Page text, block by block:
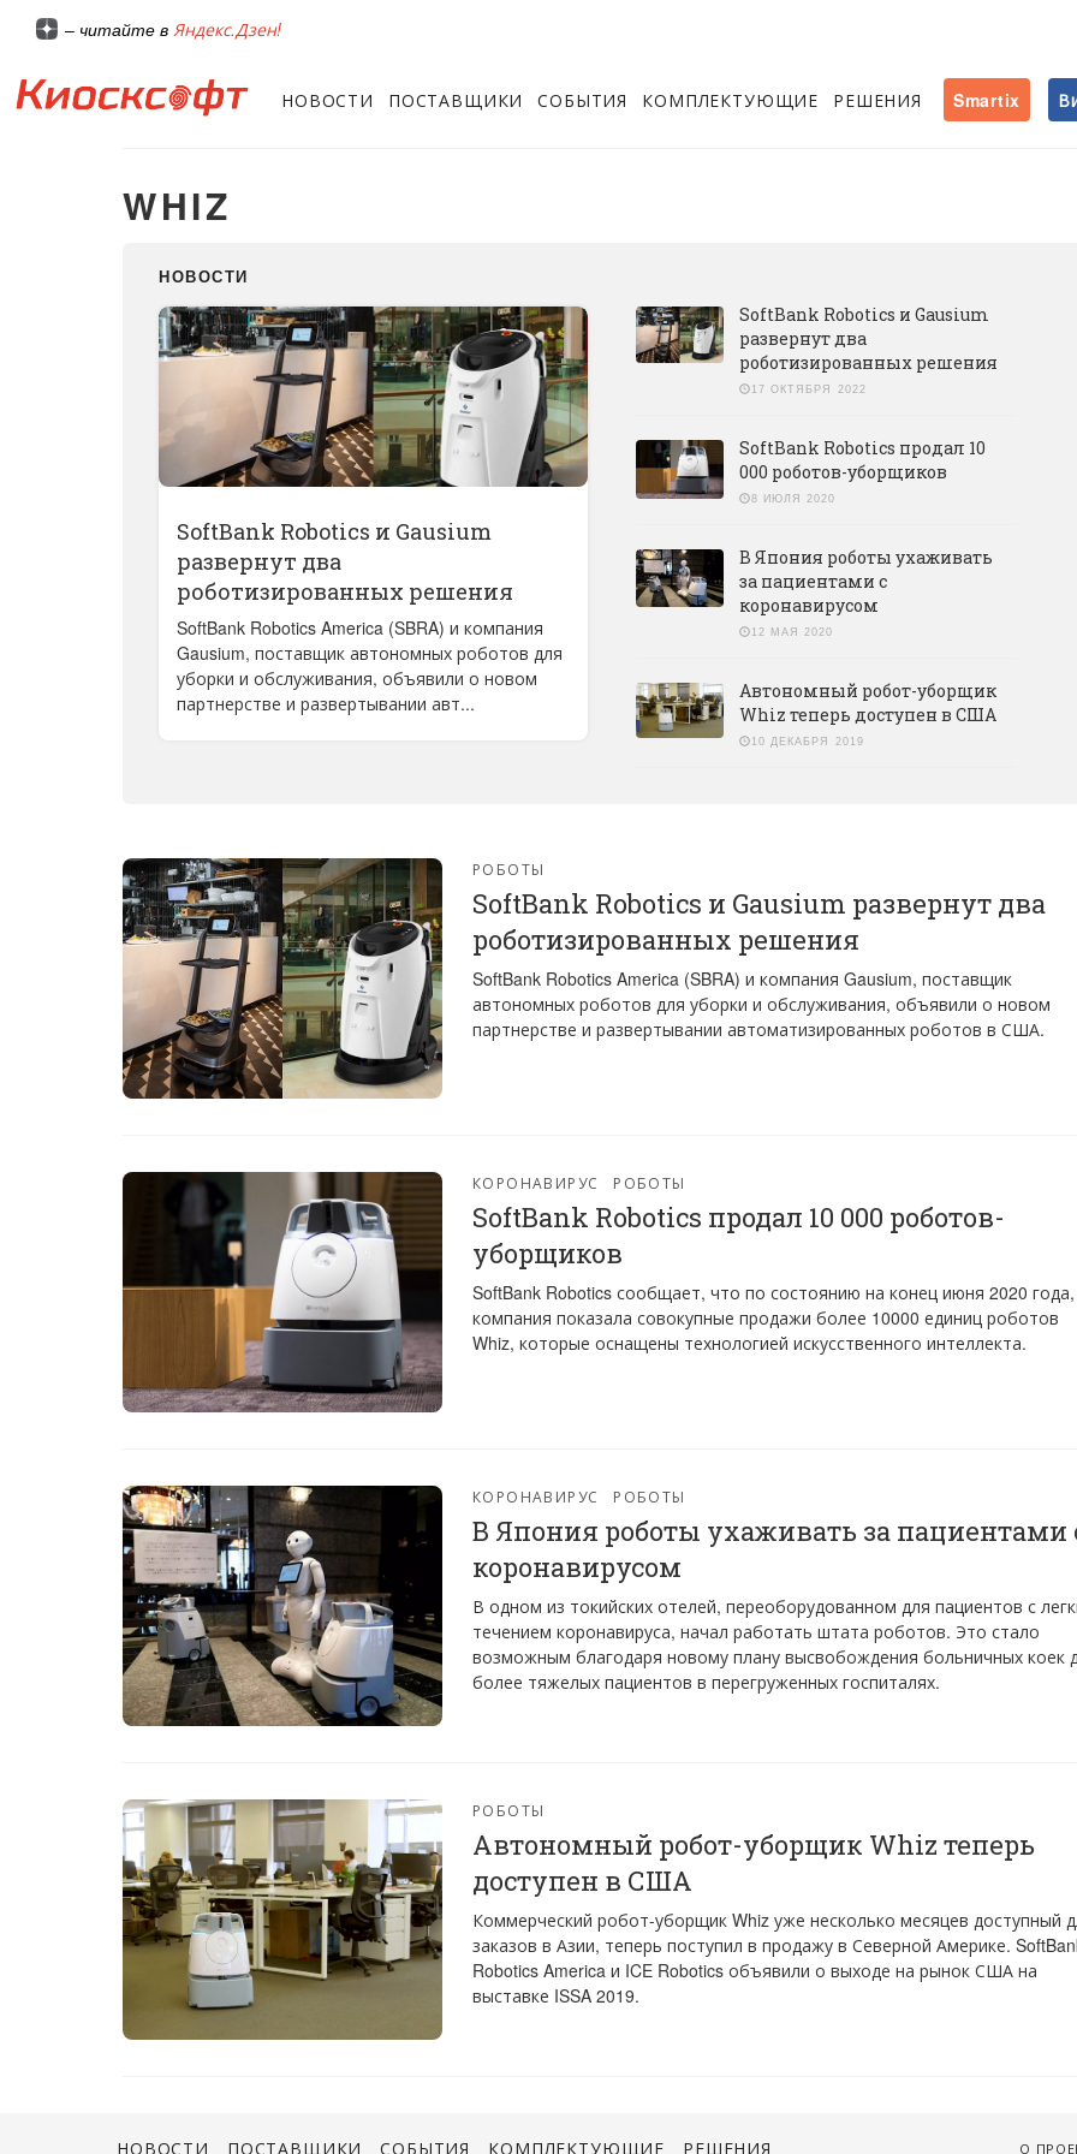
– читайте в Яндекс.Дзен!
НОВОСТИ ПОСТАВЩИКИ СОБЫТИЯ КОМПЛЕКТУЮЩИЕ РЕШЕНИЯ Smartix
WHIZ
НОВОСТИ
SoftBank Robotics и Gausium
развернут два
роботизированных решения
SoftBank Robotics America (SBRA) и компания
Gausium, поставщик автономных роботов для
уборки и обслуживания, объявили о новом
партнерстве и развертывании авт...
SoftBank Robotics и Gausium
развернут два
роботизированных решения
17 ОКТЯБРЯ 2022
SoftBank Robotics продал 10
000 роботов-уборщиков
8 ИЮЛЯ 2020
В Япония роботы ухаживать
за пациентами с
коронавирусом
12 МАЯ 2020
Автономный робот-уборщик
Whiz теперь доступен в США
10 ДЕКАБРЯ 2019
РОБОТЫ
SoftBank Robotics и Gausium развернут два
роботизированных решения
SoftBank Robotics America (SBRA) и компания Gausium, поставщик
автономных роботов для уборки и обслуживания, объявили о новом
партнерстве и развертывании автоматизированных роботов в США.
КОРОНАВИРУС РОБОТЫ
SoftBank Robotics продал 10 000 роботов-
уборщиков
SoftBank Robotics сообщает, что по состоянию на конец июня 2020 года,
компания показала совокупные продажи более 10000 единиц роботов
Whiz, которые оснащены технологией искусственного интеллекта.
КОРОНАВИРУС РОБОТЫ
В Япония роботы ухаживать за пациентами
коронавирусом
В одном из токийских отелей, переоборудованном для пациентов с
течением коронавируса, начал работать штата роботов. Это стало
возможным благодаря новому плану высвобождения больничных коек
более тяжелых пациентов в перегруженных госпиталях.
РОБОТЫ
Автономный робот-уборщик Whiz теперь
доступен в США
Коммерческий робот-уборщик Whiz уже несколько месяцев доступный
заказов в Азии, теперь поступил в продажу в Северной Америке.
Robotics America и ICE Robotics объявили о выходе на рынок США на
выставке ISSA 2019.
О
НОВОСТИ ПОСТАВЩИКИ СОБЫТИЯ КОМПЛЕКТУЮЩИЕ РЕШЕНИЯ